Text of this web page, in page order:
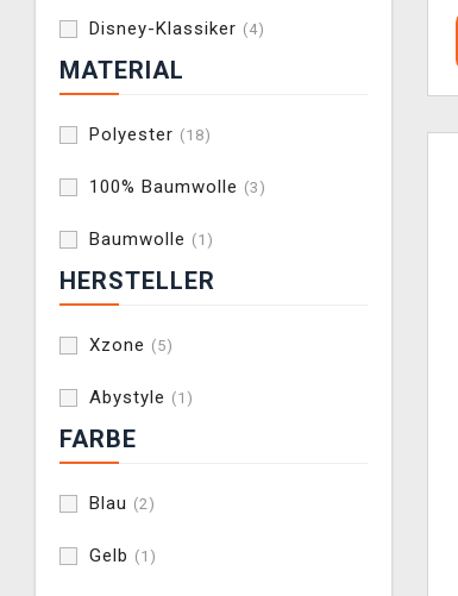
Disney-Klassiker (4)
MATERIAL
Polyester (18)
100% Baumwolle (3)
Baumwolle (1)
HERSTELLER
Xzone (5)
Abystyle (1)
FARBE
Blau (2)
Gelb (1)